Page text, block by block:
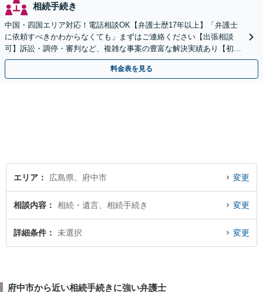
相続手続き
中国・四国エリア対応！電話相談OK【弁護士歴17年以上】「弁護士
に依頼すべきかわからなくても」まずはご連絡ください【出張相談
可】訴訟・調停・審判など、複雑な事案の豊富な解決実績あり【初回
相談無料】初回面談のみで解決できるケースもあります
料金表を見る
エリア 広島県、府中市 変更
相談内容 相続・遺言、相続手続き 変更
詳細条件 未選択 変更
府中市から近い相続手続きに強い弁護士